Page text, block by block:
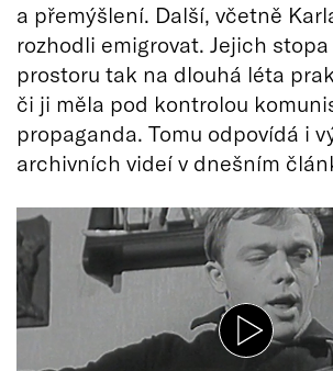
a přemýšlení. Další, včetně
rozhodli emigrovat. Jejich
prostoru tak na dlouhá léta
či ji měla pod kontrolou
propaganda. Tomu odpovídá i
archivních videí v dnešním